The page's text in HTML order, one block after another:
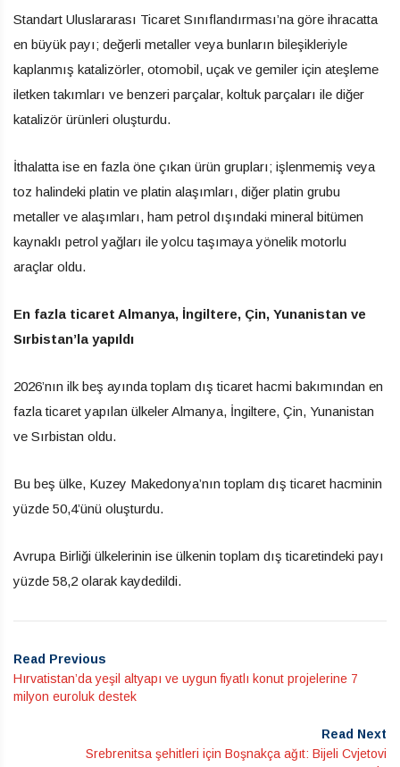
Standart Uluslararası Ticaret Sınıflandırması’na göre ihracatta
en büyük payı; değerli metaller veya bunların bileşikleriyle
kaplanmış katalizörler, otomobil, uçak ve gemiler için ateşleme
iletken takımları ve benzeri parçalar, koltuk parçaları ile diğer
katalizör ürünleri oluşturdu.
İthalatta ise en fazla öne çıkan ürün grupları; işlenmemiş veya
toz halindeki platin ve platin alaşımları, diğer platin grubu
metaller ve alaşımları, ham petrol dışındaki mineral bitümen
kaynaklı petrol yağları ile yolcu taşımaya yönelik motorlu
araçlar oldu.
En fazla ticaret Almanya, İngiltere, Çin, Yunanistan ve
Sırbistan’la yapıldı
2026’nın ilk beş ayında toplam dış ticaret hacmi bakımından en
fazla ticaret yapılan ülkeler Almanya, İngiltere, Çin, Yunanistan
ve Sırbistan oldu.
Bu beş ülke, Kuzey Makedonya’nın toplam dış ticaret hacminin
yüzde 50,4’ünü oluşturdu.
Avrupa Birliği ülkelerinin ise ülkenin toplam dış ticaretindeki payı
yüzde 58,2 olarak kaydedildi.
Read Previous
Hırvatistan’da yeşil altyapı ve uygun fiyatlı konut projelerine 7
milyon euroluk destek
Read Next
Srebrenitsa şehitleri için Boşnakça ağıt: Bijeli Cvjetovi